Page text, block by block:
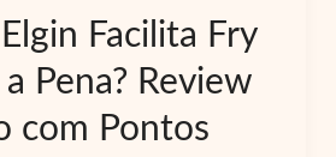
Facilita Fry
Pena? Review
com Pontos